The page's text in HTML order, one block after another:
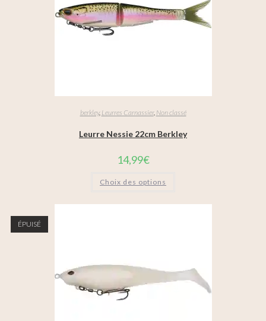
berkley, Leurres Carnassier, Non classé
Leurre Nessie 22cm Berkley
14,99€
Choix des options
ÉPUISÉ